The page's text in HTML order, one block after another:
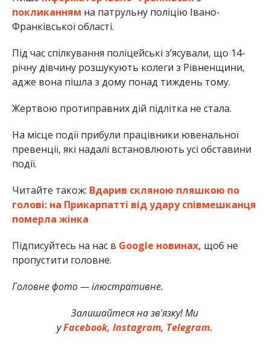
покликанням на патрульну поліцію Івано-
Франківської області.
Під час спілкування поліцейські з’ясували, що 14-
річну дівчину розшукують колеги з Рівненщини,
адже вона пішла з дому понад тиждень тому.
Жертвою протиправних дій підлітка не стала.
На місце події прибули працівники ювенальної
превенції, які надалі встановлюють усі обставини
події.
Читайте також: Вдарив скляною пляшкою по
голові: на Прикарпатті від удару співмешканця
померла жінка
Підписуйтесь на нас в Google новинах, щоб не
пропустити головне.
Головне фото — ілюстративне.
Залишайтеся на зв’язку! Ми
уFacebook, Instagram, Telegram.